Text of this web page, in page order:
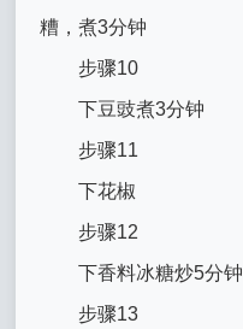
糟，煮3分钟
步骤10
下豆豉煮3分钟
步骤11
下花椒
步骤12
下香料冰糖炒5分钟
步骤13